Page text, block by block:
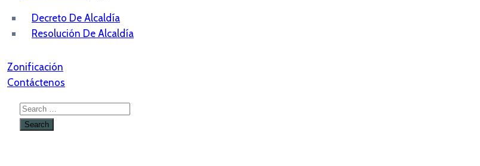
Decreto De Alcaldía
Resolución De Alcaldía
Zonificación
Contáctenos